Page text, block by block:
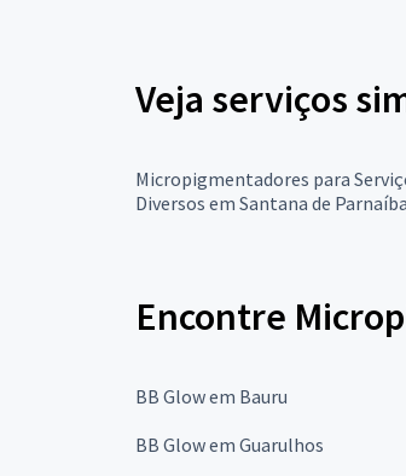
Veja serviços
Micropigmentadores para
Diversos em Santana de Parnaíba
Encontre
BB Glow em Bauru
BB Glow em Guarulhos